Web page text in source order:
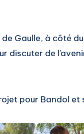
Gaulle, à côté
discuter de
pour Bandol et